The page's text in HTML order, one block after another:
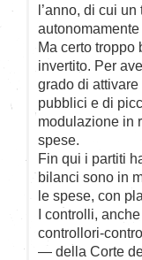
l’anno, di cui
Ma certo troppo
invertito. Per
grado di
pubblici e di
modulazione in
spese.
Fin qui i partiti
bilanci sono in
le spese, con
I controlli,
controllori-
— della Corte